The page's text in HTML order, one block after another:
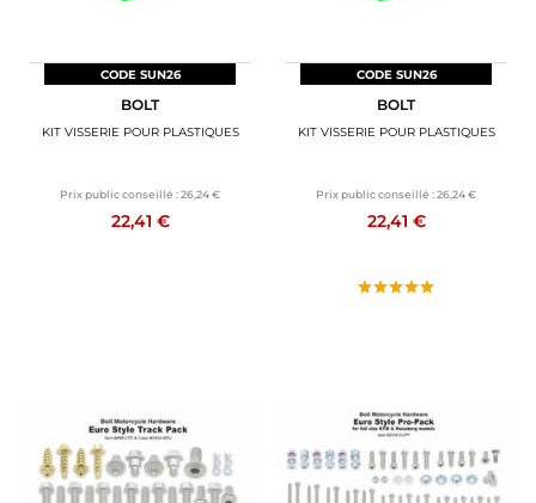
CODE SUN26
BOLT
KIT VISSERIE POUR PLASTIQUES
Prix public conseillé :26,24 €
22,41 €
CODE SUN26
BOLT
KIT VISSERIE POUR PLASTIQUES
Prix public conseillé :26,24 €
22,41 €